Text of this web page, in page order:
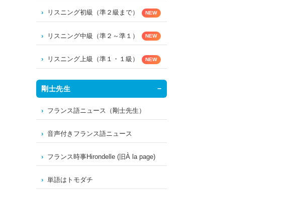
リスニング初級（準２級まで） NEW
リスニング中級（準２～準１） NEW
リスニング上級（準１・１級） NEW
剛士先生
フランス語ニュース（剛士先生）
音声付きフランス語ニュース
フランス時事Hirondelle (旧À la page)
単語はトモダチ